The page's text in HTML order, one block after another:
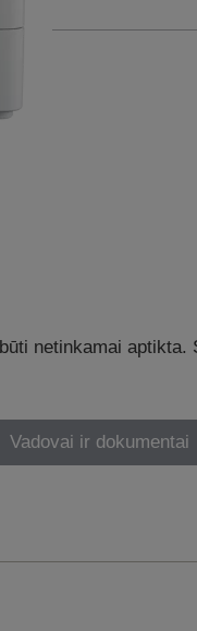
netinkamai
Vadovai ir dokumentai